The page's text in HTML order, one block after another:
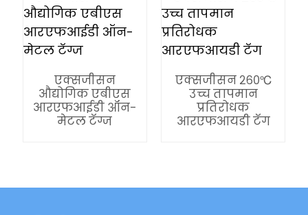
एक्सजीसन
औद्योगिक एबीएस
आरएफआईडी ऑन-
मेटल टॅग्ज
एक्सजीसन २६०℃
उच्च तापमान
प्रतिरोधक
आरएफआयडी टॅग